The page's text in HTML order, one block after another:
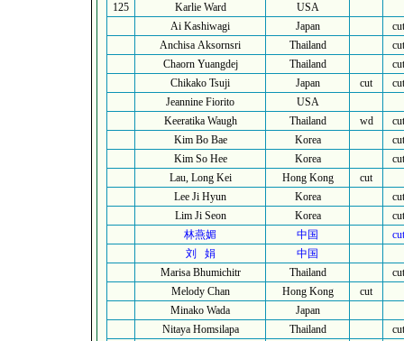
125
Karlie Ward
USA
Ai Kashiwagi
Japan
cut
Anchisa Aksornsri
Thailand
cut
Chaorn Yuangdej
Thailand
cut
Chikako Tsuji
Japan cut
cut
Jeannine Fiorito
USA
Keeratika Waugh
Thailand wd
cut
Kim Bo Bae
Korea
cut
Kim So Hee
Korea
cut
Lau, Long Kei
Hong Kong
cut
Lee Ji Hyun
Korea
cut
Lim Ji Seon
Korea
cut
林燕媚
中国
cut
刘
娟
中国
Marisa Bhumichitr
Thailand
cut
Melody Chan
Hong Kong
cut
Minako Wada
Japan
Nitaya Homsilapa
Thailand
cut